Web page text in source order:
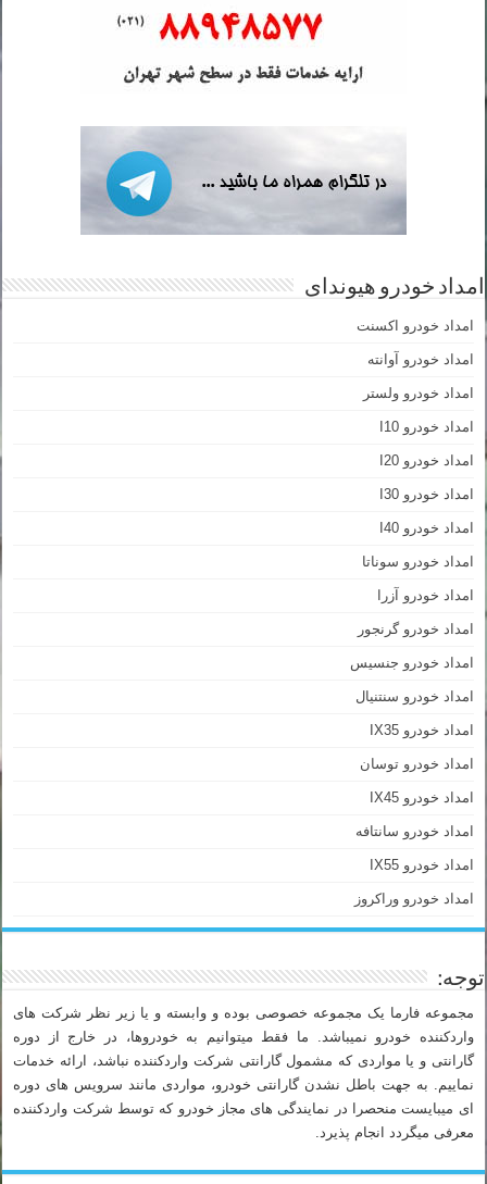
امداد خودرو هیوندای
امداد خودرو اکسنت
امداد خودرو آوانته
امداد خودرو ولستر
امداد خودرو I10
امداد خودرو I20
امداد خودرو I30
امداد خودرو I40
امداد خودرو سوناتا
امداد خودرو آزرا
امداد خودرو گرنجور
امداد خودرو جنسیس
امداد خودرو سنتنیال
امداد خودرو IX35
امداد خودرو توسان
امداد خودرو IX45
امداد خودرو سانتافه
امداد خودرو IX55
امداد خودرو وراکروز
توجه:
مجموعه فارما یک مجموعه خصوصی بوده و وابسته و یا زیر نظر شرکت های
واردکننده خودرو نمیباشد. ما فقط میتوانیم به خودروها، در خارج از دوره
گارانتی و یا مواردی که مشمول گارانتی شرکت واردکننده نباشد، ارائه خدمات
نماییم. به جهت باطل نشدن گارانتی خودرو، مواردی مانند سرویس های دوره
ای میبایست منحصرا در نمایندگی های مجاز خودرو که توسط شرکت واردکننده
معرفی میگردد انجام پذیرد.